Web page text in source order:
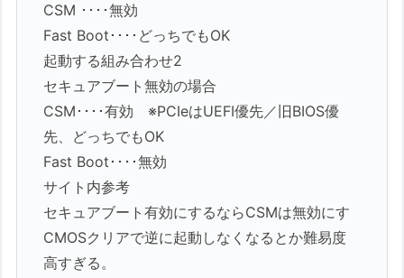
CSM ････無効
Fast Boot････どっちでもOK
起動する組み合わせ2
セキュアブート無効の場合
CSM････有効 ※PCIeはUEFI優先／旧BIOS優
先、どっちでもOK
Fast Boot････無効
サイト内参考
セキュアブート有効にするならCSMは無効にす
CMOSクリアで逆に起動しなくなるとか難易度
高すぎる。